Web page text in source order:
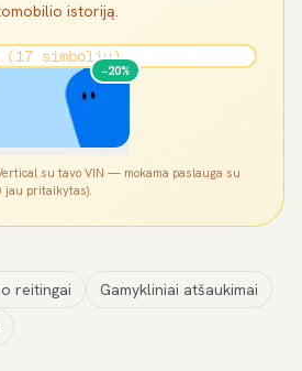
istoriją.
−20%
su tavo VIN — mokama paslauga su
jau pritaikytas).
reitingai
Gamykliniai atšaukimai